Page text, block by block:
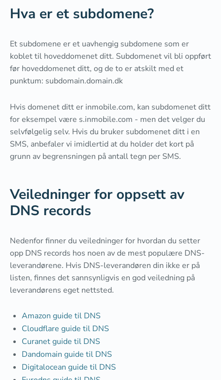
Hva er et subdomene?
Et subdomene er et uavhengig subdomene som er
koblet til hoveddomenet ditt. Subdomenet vil bli oppført
før hoveddomenet ditt, og de to er atskilt med et
punktum: subdomain.domain.dk
Hvis domenet ditt er inmobile.com, kan subdomenet ditt
for eksempel være s.inmobile.com - men det velger du
selvfølgelig selv. Hvis du bruker subdomenet ditt i en
SMS, anbefaler vi imidlertid at du holder det kort på
grunn av begrensningen på antall tegn per SMS.
Veiledninger for oppsett av
DNS records
Nedenfor finner du veiledninger for hvordan du setter
opp DNS records hos noen av de mest populære DNS-
leverandørene. Hvis DNS-leverandøren din ikke er på
listen, finnes det sannsynligvis en god veiledning på
leverandørens eget nettsted.
Amazon guide til DNS
Cloudflare guide til DNS
Curanet guide til DNS
Dandomain guide til DNS
Digitalocean guide til DNS